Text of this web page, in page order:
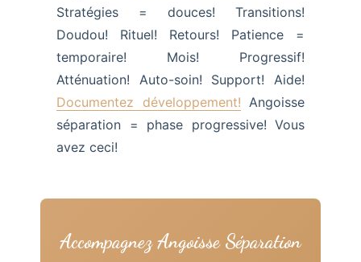
Stratégies = douces! Transitions!
Doudou! Rituel! Retours! Patience =
temporaire! Mois! Progressif!
Atténuation! Auto-soin! Support! Aide!
Documentez développement! Angoisse
séparation = phase progressive! Vous
avez ceci!
Accompagnez Angoisse Séparation